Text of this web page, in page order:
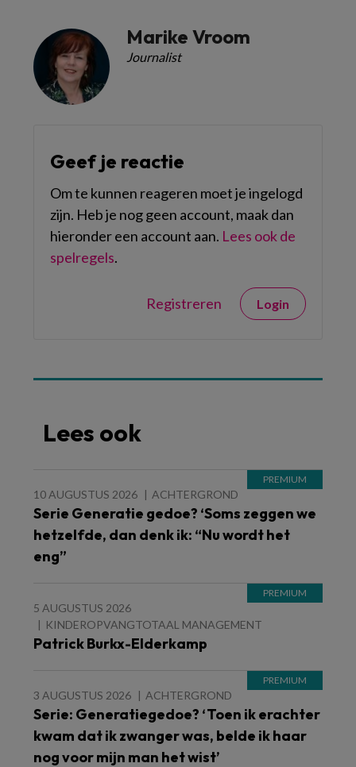
Marike Vroom
Journalist
Geef je reactie
Om te kunnen reageren moet je ingelogd
zijn. Heb je nog geen account, maak dan
hieronder een account aan. Lees ook de
spelregels.
Registreren Login
Lees ook
10 AUGUSTUS 2026 ACHTERGROND
Serie Generatie gedoe? ‘Soms zeggen we
hetzelfde, dan denk ik: “Nu wordt het
eng”
5 AUGUSTUS 2026
KINDEROPVANGTOTAAL MANAGEMENT
Patrick Burkx-Elderkamp
3 AUGUSTUS 2026 ACHTERGROND
Serie: Generatiegedoe? ‘Toen ik erachter
kwam dat ik zwanger was, belde ik haar
nog voor mijn man het wist’